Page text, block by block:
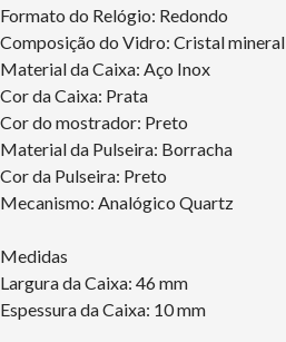
Formato do Relógio: Redondo
Composição do Vidro: Cristal mineral
Material da Caixa: Aço Inox
Cor da Caixa: Prata
Cor do mostrador: Preto
Material da Pulseira: Borracha
Cor da Pulseira: Preto
Mecanismo: Analógico Quartz
Medidas
Largura da Caixa: 46 mm
Espessura da Caixa: 10 mm